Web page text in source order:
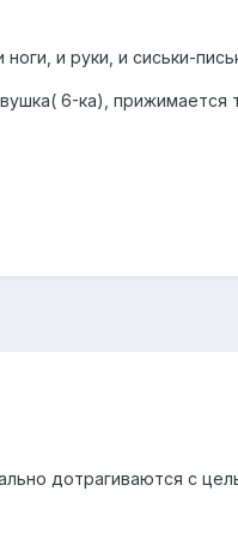
и руки, и сиськи-
6-ка), прижимается
дотрагиваются с